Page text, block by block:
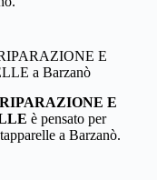
E
a Barzanò
E
è pensato per
a Barzanò.